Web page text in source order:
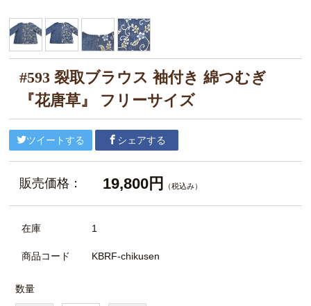
#593 裂取ブラウス 袖付き 綿つむぎ
『花唐草』 フリーサイズ
ツイートする シェアする
販売価格： 19,800円 （税込み）
在庫 1
商品コード KBRF-chikusen
数量